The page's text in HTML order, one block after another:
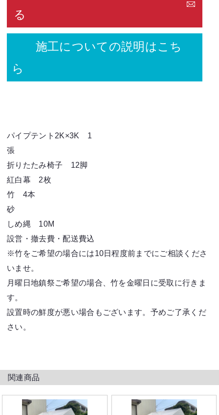
る
施工についての説明はこち
ら
パイプテント2K×3K 1
折りたたみ椅子 12脚
紅白幕 2枚
竹 4本
砂
しめ縄 10M
設営・撤去費・配送費込
※竹をご希望の場合には10日程度前までにご相談くださ
いませ。
月曜日地鎮祭ご希望の場合、竹を金曜日に受取に行きま
す。
設置時の鮮度が悪い場合もございます。予めご了承くだ
さい。
関連商品